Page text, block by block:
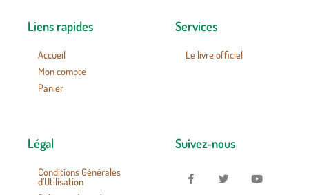
Liens rapides
Accueil
Mon compte
Panier
Services
Le livre officiel
Légal
Conditions Générales
d’Utilisation
Suivez-nous